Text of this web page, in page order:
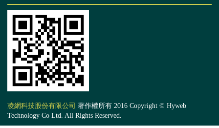
凌網科技股份有限公司 著作權所有 2016 Copyright © Hyweb
Technology Co Ltd. All Rights Reserved.